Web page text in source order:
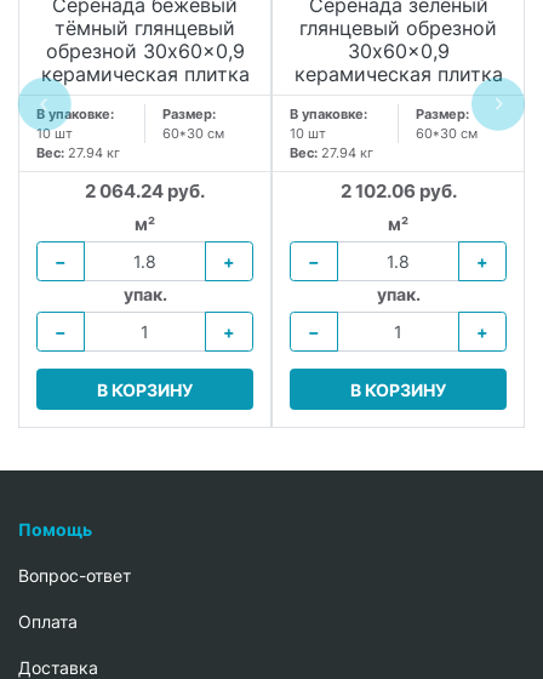
Серенада бежевый
тёмный глянцевый
обрезной 30x60x0,9
керамическая плитка
В упаковке:
10 шт
Размер:
60*30 см
Вес: 27.94 кг
2 064.24 руб.
м²
−
+
упак.
−
+
В КОРЗИНУ
Серенада зелёный
глянцевый обрезной
30x60x0,9
керамическая плитка
В упаковке:
10 шт
Размер:
60*30 см
Вес: 27.94 кг
2 102.06 руб.
м²
−
+
упак.
−
+
В КОРЗИНУ
Помощь
Вопрос-ответ
Oплата
Доставка